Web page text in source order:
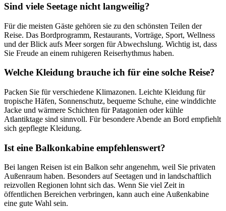
Sind viele Seetage nicht langweilig?
Für die meisten Gäste gehören sie zu den schönsten Teilen der
Reise. Das Bordprogramm, Restaurants, Vorträge, Sport, Wellness
und der Blick aufs Meer sorgen für Abwechslung. Wichtig ist, dass
Sie Freude an einem ruhigeren Reiserhythmus haben.
Welche Kleidung brauche ich für eine solche Reise?
Packen Sie für verschiedene Klimazonen. Leichte Kleidung für
tropische Häfen, Sonnenschutz, bequeme Schuhe, eine winddichte
Jacke und wärmere Schichten für Patagonien oder kühle
Atlantiktage sind sinnvoll. Für besondere Abende an Bord empfiehlt
sich gepflegte Kleidung.
Ist eine Balkonkabine empfehlenswert?
Bei langen Reisen ist ein Balkon sehr angenehm, weil Sie privaten
Außenraum haben. Besonders auf Seetagen und in landschaftlich
reizvollen Regionen lohnt sich das. Wenn Sie viel Zeit in
öffentlichen Bereichen verbringen, kann auch eine Außenkabine
eine gute Wahl sein.